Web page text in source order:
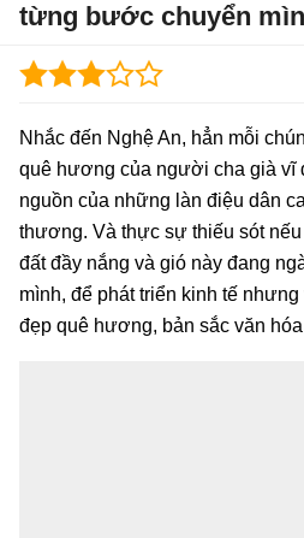
từng bước chuyển
Nhắc đến Nghệ An, hẳn mỗi
quê hương của người cha già vĩ
nguồn của những làn điệu dân
thương. Và thực sự thiếu sót
đất đầy nắng và gió này đang
mình, để phát triển kinh tế
đẹp quê hương, bản sắc văn